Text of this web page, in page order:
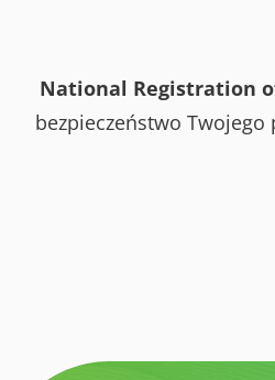
National Registration
bezpieczeństwo